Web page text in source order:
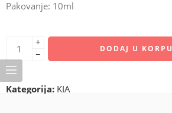
Pakovanje: 10ml
+
−
DODAJ U KORPU
Kategorija: KIA